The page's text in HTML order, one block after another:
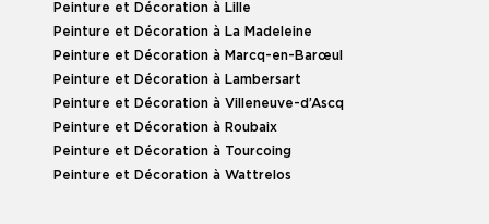
Peinture et Décoration à Lille
Peinture et Décoration à La Madeleine
Peinture et Décoration à Marcq-en-Barœul
Peinture et Décoration à Lambersart
Peinture et Décoration à Villeneuve-d’Ascq
Peinture et Décoration à Roubaix
Peinture et Décoration à Tourcoing
Peinture et Décoration à Wattrelos